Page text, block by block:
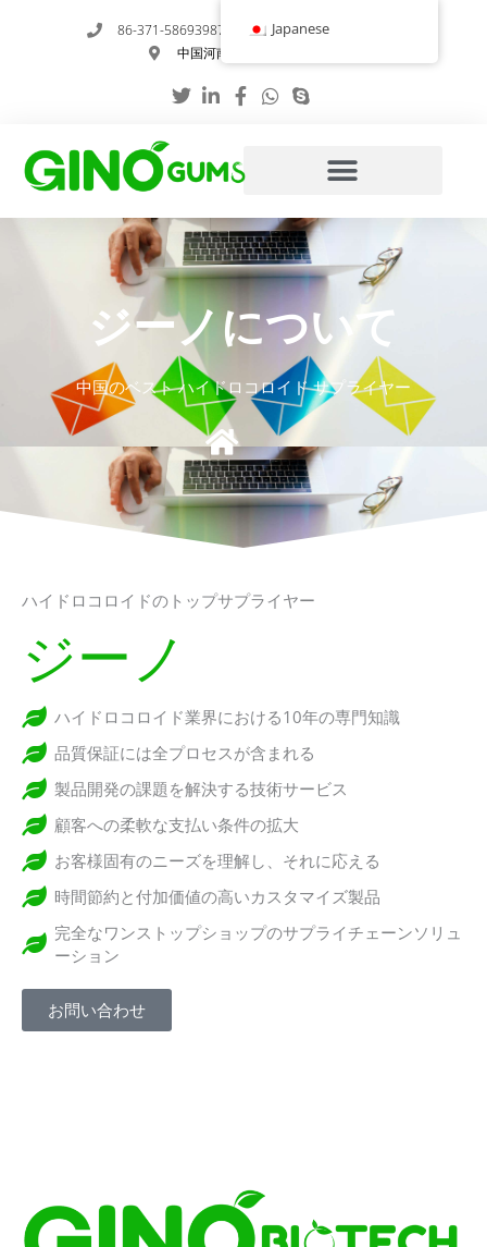
86-371-58693987
info@gumstabilizer.com
中国河南省鄭州市玉英路6号
ジーノについて
中国のベスト ハイドロコロイド サプライヤー
ハイドロコロイドのトップサプライヤー
ジーノ
ハイドロコロイド業界における10年の専門知識
品質保証には全プロセスが含まれる
製品開発の課題を解決する技術サービス
顧客への柔軟な支払い条件の拡大
お客様固有のニーズを理解し、それに応える
時間節約と付加価値の高いカスタマイズ製品
完全なワンストップショップのサプライチェーンソリュ
ーション
お問い合わせ
Japanese